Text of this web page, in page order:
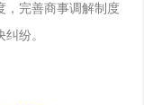
，完善商事调解制度
纷。